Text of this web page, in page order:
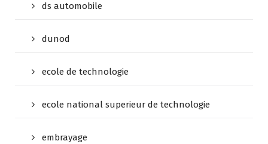
ds automobile
dunod
ecole de technologie
ecole national superieur de technologie
embrayage